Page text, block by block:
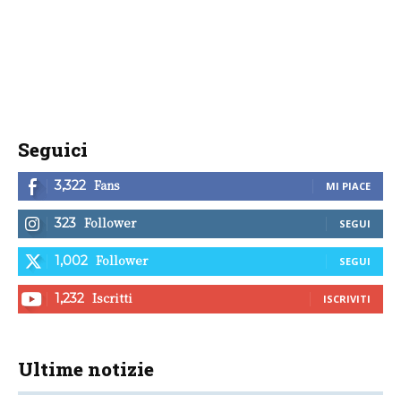
Seguici
3,322 Fans MI PIACE
323 Follower SEGUI
1,002 Follower SEGUI
1,232 Iscritti ISCRIVITI
Ultime notizie